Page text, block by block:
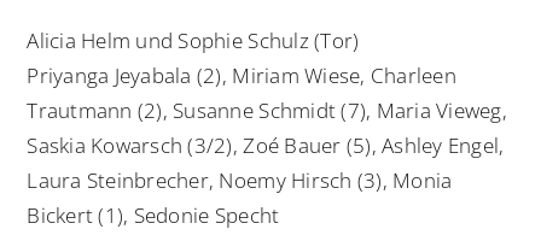
Alicia Helm und Sophie Schulz (Tor)
Priyanga Jeyabala (2), Miriam Wiese, Charleen
Trautmann (2), Susanne Schmidt (7), Maria Vieweg,
Saskia Kowarsch (3/2), Zoé Bauer (5), Ashley Engel,
Laura Steinbrecher, Noemy Hirsch (3), Monia
Bickert (1), Sedonie Specht